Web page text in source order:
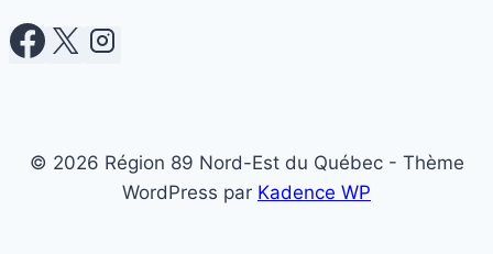
© 2026 Région 89 Nord-Est du Québec - Thème
WordPress par Kadence WP